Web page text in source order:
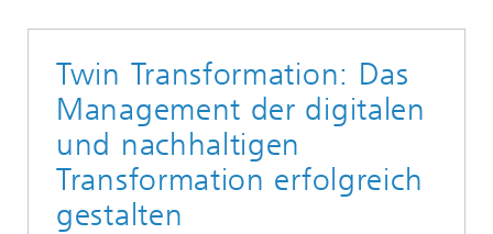
Twin Transformation: Das
Management der digitalen
und nachhaltigen
Transformation erfolgreich
gestalten